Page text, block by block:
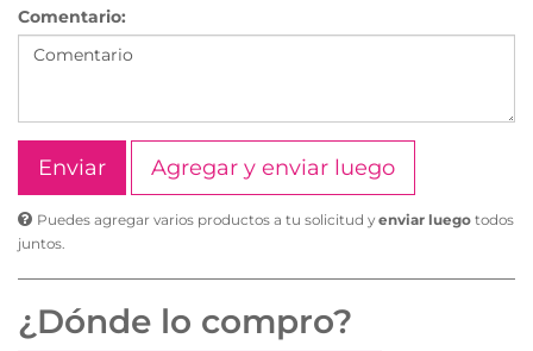
Comentario:
Agregar y enviar luego
Puedes agregar varios productos a tu solicitud y enviar luego todos
juntos.
¿Dónde lo compro?